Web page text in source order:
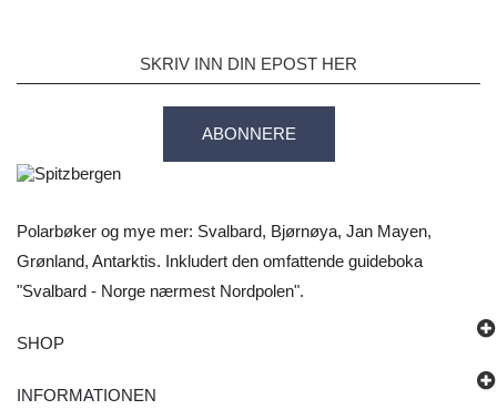
ABONNERE
Polarbøker og mye mer: Svalbard, Bjørnøya, Jan Mayen,
Grønland, Antarktis. Inkludert den omfattende guideboka
"Svalbard - Norge nærmest Nordpolen".
SHOP
INFORMATIONEN